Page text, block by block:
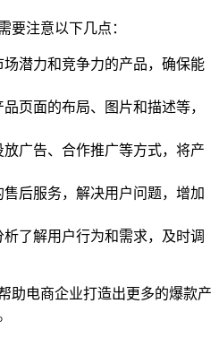
要注意以下几点：
潜力和竞争力的产品，确保能
页面的布局、图片和描述等，
广告、合作推广等方式，将产
后服务，解决用户问题，增加
了解用户行为和需求，及时调
助电商企业打造出更多的爆款产